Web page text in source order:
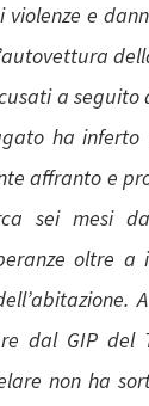
e
a
ha
affranto e
sei mesi
oltre
dal GIP
non ha